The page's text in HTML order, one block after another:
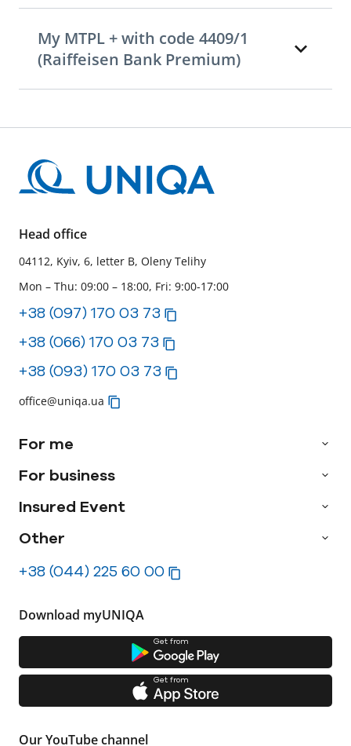
My MTPL + with code 4409/1
(Raiffeisen Bank Premium)
Head office
04112, Kyiv, 6, letter B, Oleny Telihy
Mon – Thu: 09:00 – 18:00, Fri: 9:00-17:00
+38 (097) 170 03 73
+38 (066) 170 03 73
+38 (093) 170 03 73
office@uniqa.ua
For me
For business
Insured Event
Other
+38 (044) 225 60 00
Download myUNIQA
Get from
Get from
Our YouTube channel